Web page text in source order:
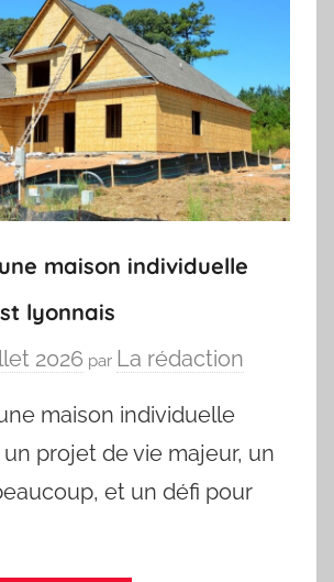
maison individuelle
lyonnais
2026 par La rédaction
maison individuelle
projet de vie majeur, un
et un défi pour